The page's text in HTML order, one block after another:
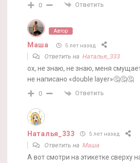
0 Ответить
Автор
Маша 5 лет назад
Ответить на Наталья_333
ох, не знаю, не знаю, меня
не написано «double layer»🤔🤔🤔
0 Ответить
Наталья_333 5 лет назад
Ответить на Маша
А вот смотри на этикетке сверху